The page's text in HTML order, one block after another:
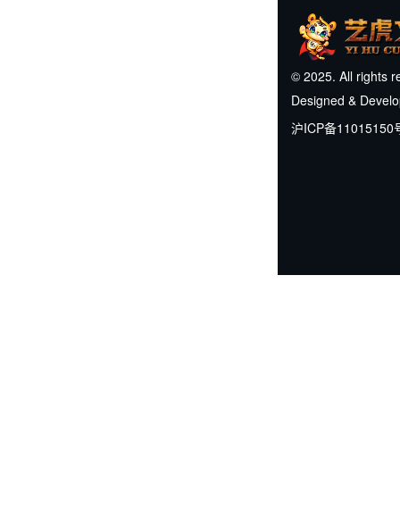
© 2025. All rights
Designed &
沪ICP备11015150